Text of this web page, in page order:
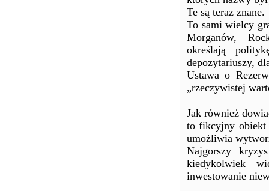
Te są teraz znane.
To sami wielcy
Morganów,
określają
depozytariuszy,
Ustawa o
„rzeczywistej
Jak również
to fikcyjny obiekt
umożliwia
Najgorszy
kiedykolwiek
inwestowanie